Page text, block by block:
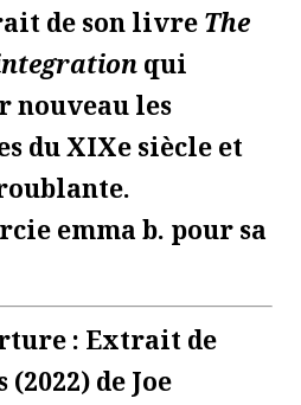
de son livre The
qui
nouveau les
du XIXe siècle et
emma b. pour sa
: Extrait de
de Joe